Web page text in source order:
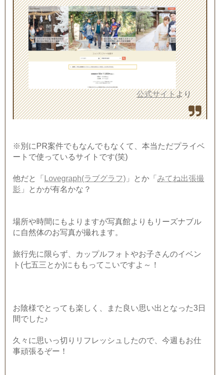
公式サイトより
※別にPR案件でもなんでもなくて、本当ただプライベ
ートで使っているサイトです(笑)
他だと「 Lovegraph(ラブグラフ) 」とか「 みてね出張撮
影 」とかが有名かな？
場所や時間にもよりますが写真館よりもリーズナブル
に自然体のお写真が撮れます。
旅行先に限らず、カップルフォトやお子さんのイベン
ト(七五三とか)にももってこいですよ～！
お陰様でとっても楽しく、また良い思い出となった3日
間でした♪
久々に思いっ切りリフレッシュしたので、今週もお仕
事頑張るぞー！